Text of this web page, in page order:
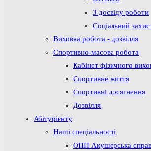
З досвіду роботи
Соціальний
Виховна робота - дозвілля
Спортивно-масова робота
Кабінет фізичного
Спортивне життя
Спортивні досягнення
Дозвілля
Абітурієнту
Наші спеціальності
ОПП Акушерська